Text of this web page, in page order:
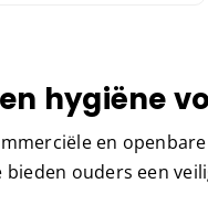
hygiëne
en
ouders een